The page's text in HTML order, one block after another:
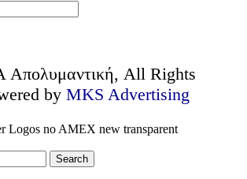
Απολυμαντική, All Rights
by MKS Advertising
Search